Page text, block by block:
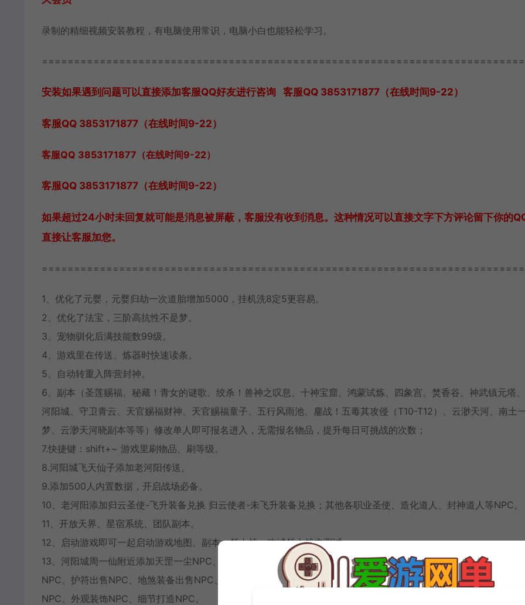
录制的精细视频安装教程，有电脑使用常识，电脑小白也能轻松学习。
安装如果遇到问题可以直接添加客服QQ好友进行咨询 客服QQ 3853171877（在线时间9-22）
客服QQ 3853171877（在线时间9-22）
客服QQ 3853171877（在线时间9-22）
客服QQ 3853171877（在线时间9-22）
如果超过24小时未回复就可能是消息被屏蔽，客服没有收到消息。这种情况可以直接文字下方评论留下你的
直接让客服加您。
1、优化了元婴，元婴归劫一次道胎增加5000，挂机洗8定5更容易。
2、优化了法宝，三阶高抗性不是梦。
3、宠物驯化后满技能数99级。
4、游戏里在传送、炼器时快速读条。
5、自动转重入阵营封神。
6、副本（圣莲赐福、秘藏！青女的谜歌、绞杀！兽神之叹息、十神宝窟、鸿蒙试炼、四象宫、焚香谷、神武镇元塔
河阳城、守卫青云、天官赐福财神、天官赐福童子、五行风雨池、鏖战！五毒其攻侵（T10-T12）、云渺天河、南土
梦、云渺天河晓副本等等）修改单人即可报名进入，无需报名物品，提升每日可挑战的次数；
7.快捷键：shift+~ 游戏里刷物品、刷等级。
8.河阳城飞天仙子添加老河阳传送。
9.添加500人内置数据，开启战场必备。
10、老河阳添加归云圣使-飞升装备兑换 归云使者-未飞升装备兑换；其他各职业圣使、造化道人、封神道人等NPC。
11、开放天界、星宿系统、团队副本。
12、启动游戏即可一起启动游戏地图、副本、领土战，攻城领土战未测试。
13、河阳城周一仙附近添加天罡一尘NPC、日常物品NPC、阵灵命符NPC、宠物坐骑飞剑NPC、时装商城NPC、法宝
NPC、护符出售NPC、地煞装备出售NPC、初级传送NPC、中级传送NPC、高级传送NPC、日常消耗NPC、属性提升
NPC、外观装饰NPC、细节打造NPC。